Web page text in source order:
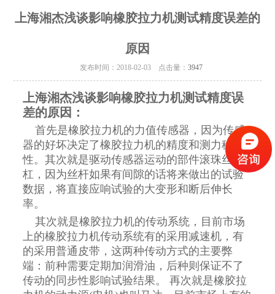
上海湘杰浅谈影响橡胶拉力机测试精度误差的
原因
发布时间：2018-02-03 点击量： 3947
上海湘杰浅谈影响橡胶拉力机测试精度误
差的原因：
首先是橡胶拉力机的力值传感器，因为传感
器的好坏决定了橡胶拉力机的精度和测力稳定
性。其次就是驱动传感器运动的部件滚珠丝
杠，因为丝杆如果有间隙的话将来做出的试验
数据，将直接应响试验的大变形和断后伸长
率。
其次就是橡胶拉力机的传动系统，目前市场
上的橡胶拉力机传动系统有的采用减速机，有
的采用普通皮带，这两种传动方式的主要弊
端：前种需要定期加润滑油，后种则保证不了
传动的同步性影响试验结果。 再次就是橡胶拉